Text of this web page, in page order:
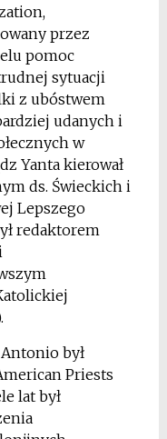
przez
pomoc
sytuacji
z ubóstwem
udanych i
w
Yanta kierował
ds. Świeckich i
Lepszego
redaktorem
był
Priests
lat był